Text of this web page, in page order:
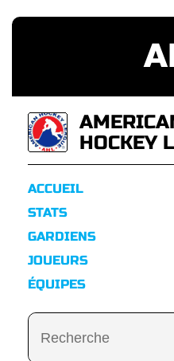
HOCKEY
ACCUEIL
STATS
GARDIENS
JOUEURS
ÉQUIPES